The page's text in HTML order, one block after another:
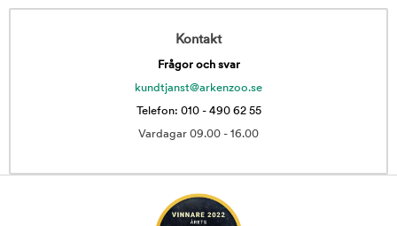
Kontakt
Frågor och svar
kundtjanst@arkenzoo.se
Telefon: 010 - 490 62 55
Vardagar 09.00 - 16.00